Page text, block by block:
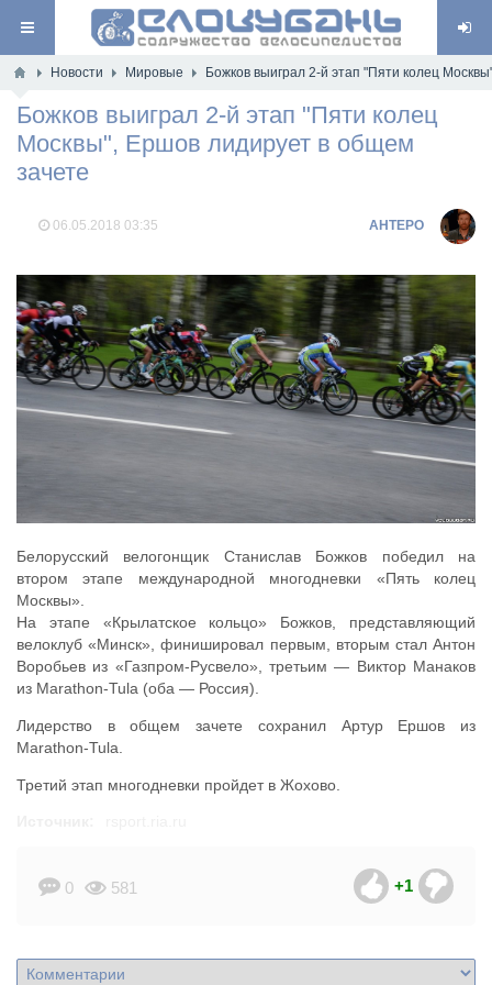
Новости Мировые Божков выиграл 2-й этап "Пяти колец
Божков выиграл 2-й этап "Пяти колец
Москвы", Ершов лидирует в общем
зачете
06.05.2018 03:35 AHTEPO
Белорусский велогонщик Станислав Божков победил на
втором этапе международной многодневки «Пять колец
Москвы».
На этапе «Крылатское кольцо» Божков, представляющий
велоклуб «Минск», финишировал первым, вторым стал Антон
Воробьев из «Газпром-Русвело», третьим — Виктор Манаков
из Marathon-Tula (оба — Россия).
Лидерство в общем зачете сохранил Артур Ершов из
Marathon-Tula.
Третий этап многодневки пройдет в Жохово.
0 581 +1